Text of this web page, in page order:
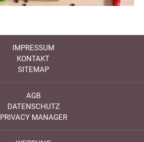
IMPRESSUM
KONTAKT
SITEMAP
AGB
DATENSCHUTZ
PRIVACY MANAGER